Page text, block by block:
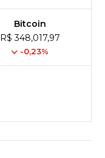
Bitcoin
R$ 348,017,97
-0,23%